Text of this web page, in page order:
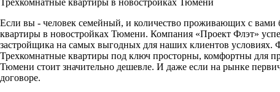
Если вы - человек семейный, и количество проживающих с вами
квартиры в новостройках Тюмени. Компания «Проект Флэт»
застройщика на самых выгодных для наших клиентов
Трехкомнатные квартиры под ключ просторны, комфортны для
Тюмени стоит значительно дешевле. И даже если на рынке
договоре.